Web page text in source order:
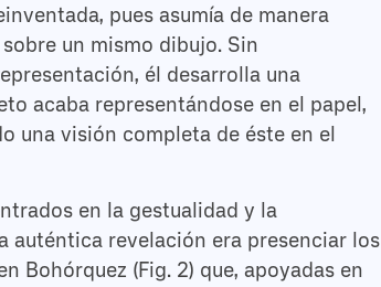
pues asumía de manera
un mismo dibujo. Sin
él desarrolla una
acaba representándose en el papel,
una visión completa de éste en el
en la gestualidad y la
auténtica revelación era presenciar los
Bohórquez (Fig. 2) que, apoyadas en